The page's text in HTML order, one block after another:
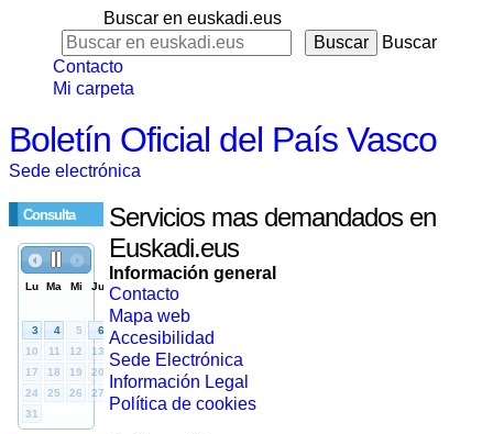
Buscar en euskadi.eus
Buscar
Contacto
Mi carpeta
Boletín Oficial del País Vasco
Sede electrónica
Consulta
Servicios mas demandados en
Euskadi.eus
Información general
Contacto
Mapa web
Accesibilidad
Sede Electrónica
Información Legal
Política de cookies